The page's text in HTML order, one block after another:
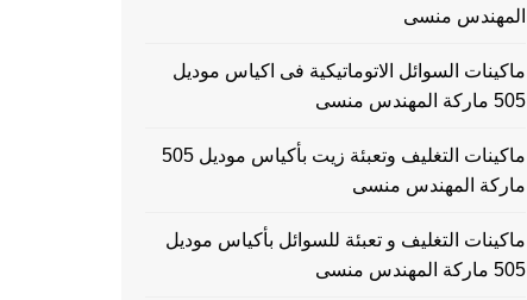
المهندس منسى
ماكينات السوائل الاتوماتيكية فى اكياس موديل
505 ماركة المهندس منسى
ماكينات التغليف وتعبئة زيت بأكياس موديل 505
ماركة المهندس منسى
ماكينات التغليف و تعبئة للسوائل بأكياس موديل
505 ماركة المهندس منسى